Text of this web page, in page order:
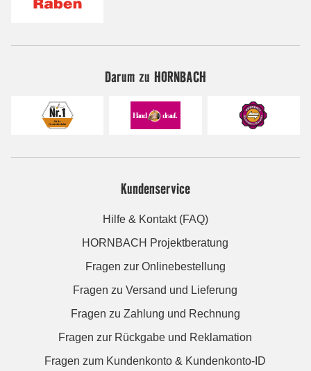
Darum zu HORNBACH
Kundenservice
Hilfe & Kontakt (FAQ)
HORNBACH Projektberatung
Fragen zur Onlinebestellung
Fragen zu Versand und Lieferung
Fragen zu Zahlung und Rechnung
Fragen zur Rückgabe und Reklamation
Fragen zum Kundenkonto & Kundenkonto-ID